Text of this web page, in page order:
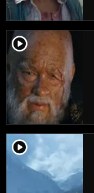
player2
player2